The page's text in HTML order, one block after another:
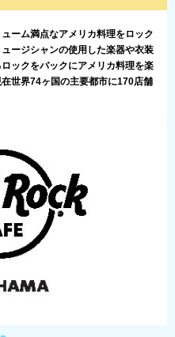
ーム満点なアメリカ料理をロック
ージシャンの使用した楽器や衣装
ックをバックにアメリカ料理を楽
世界74ヶ国の主要都市に170店舗